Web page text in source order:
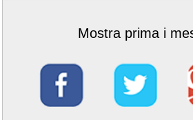
Mostra prima i